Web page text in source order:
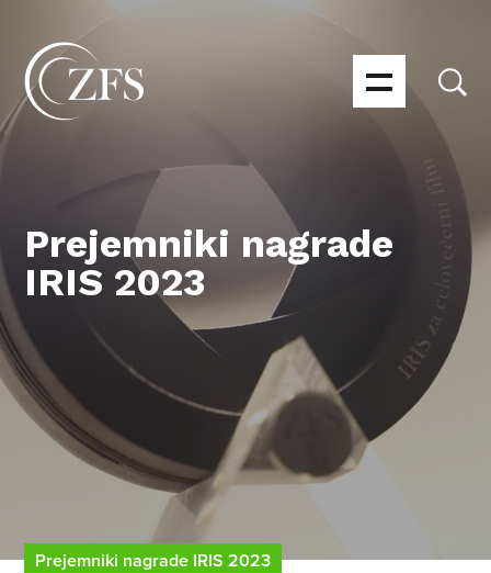
Prejemniki nagrade
IRIS 2023
Prejemniki nagrade IRIS 2023